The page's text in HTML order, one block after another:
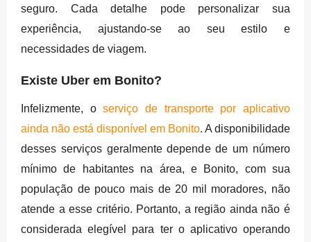
seguro. Cada detalhe pode personalizar sua
experiência, ajustando-se ao seu estilo e
necessidades de viagem.
Existe Uber em Bonito?
Infelizmente, oserviço de transporte por aplicativo
ainda não está disponível em Bonito. A disponibilidade
desses serviços geralmente depende de um número
mínimo de habitantes na área, e Bonito, com sua
população de pouco mais de 20 mil moradores, não
atende a esse critério. Portanto, a região ainda não é
considerada elegível para ter o aplicativo operando